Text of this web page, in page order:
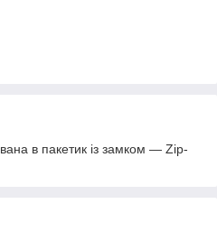
в пакетик із замком — Zip-